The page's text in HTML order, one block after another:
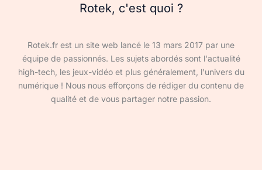
Rotek, c'est quoi ?
Rotek.fr est un site web lancé le 13 mars 2017 par une
équipe de passionnés. Les sujets abordés sont l'actualité
high-tech, les jeux-vidéo et plus généralement, l'univers du
numérique ! Nous nous efforçons de rédiger du contenu de
qualité et de vous partager notre passion.